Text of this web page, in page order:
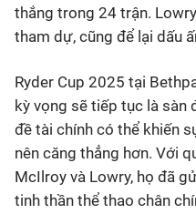
thắng trong 24 trận.
tham dự, cũng để lại dấu
Ryder Cup 2025 tại
kỳ vọng sẽ tiếp tục là sàn
đề tài chính có thể khiến
nên căng thẳng hơn. Với
McIlroy và Lowry, họ đã
tinh thần thể thao chân